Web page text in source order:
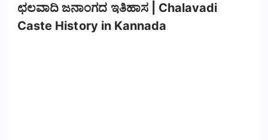
ಛಲವಾದಿ ಜನಾಂಗದ ಇತಿಹಾಸ | Chalavadi
Caste History in Kannada